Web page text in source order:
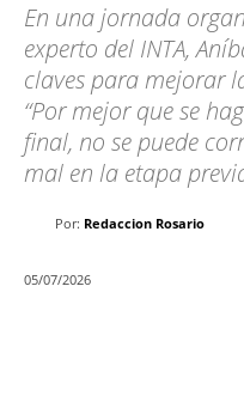
En una jornada
experto del INTA,
claves para mejorar
“Por mejor que se
final, no se puede
mal en la etapa
Por: Redaccion Rosario
05/07/2026